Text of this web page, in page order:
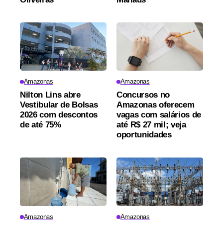
Amazonas
Nilton Lins abre
Vestibular de Bolsas
2026 com descontos
de até 75%
Amazonas
Concursos no
Amazonas oferecem
vagas com salários de
até R$ 27 mil; veja
oportunidades
Amazonas Amazonas